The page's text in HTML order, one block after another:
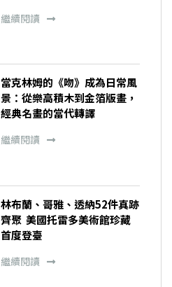
繼續閱讀
當克林姆的《吻》成為日常風
景：從樂高積木到金箔版畫，
經典名畫的當代轉譯
繼續閱讀
林布蘭、哥雅、透納52件真跡
齊聚 美國托雷多美術館珍藏
首度登臺
繼續閱讀